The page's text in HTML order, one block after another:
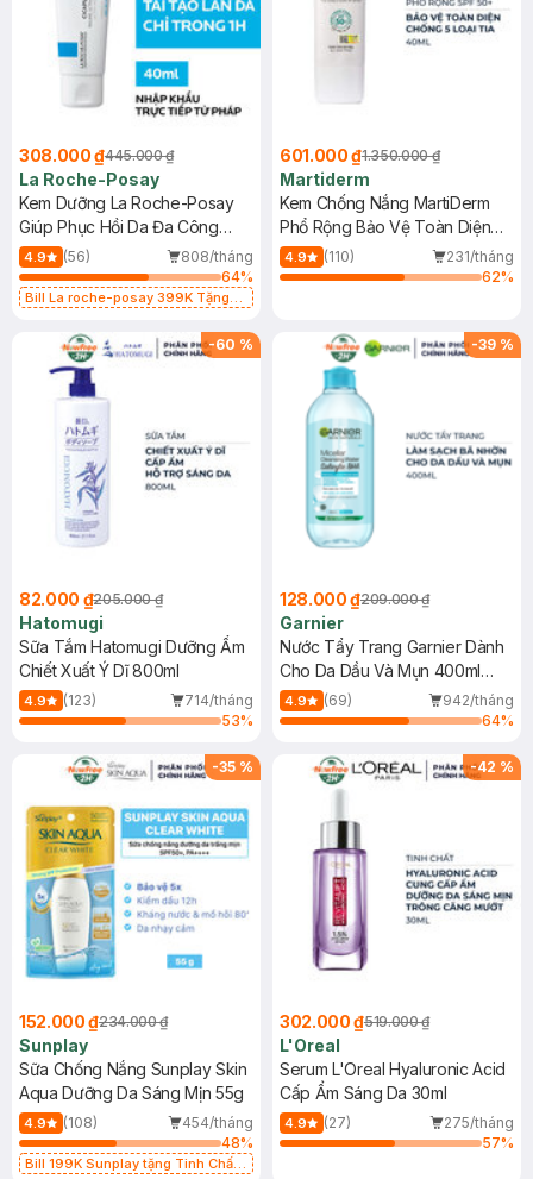
308.000 ₫445.000 ₫
La Roche-Posay
Kem Dưỡng La Roche-Posay
Giúp Phục Hồi Da Đa Công
Dụng 40ml
4.9 (56)
808/tháng
64%
Bill La roche-posay 399K Tặng
(SL có hạn)
601.000 ₫1.350.000 ₫
Martiderm
Kem Chống Nắng MartiDerm
Phổ Rộng Bảo Vệ Toàn Diện
40ml
4.9 (110)
231/tháng
62%
-60 %
82.000 ₫205.000 ₫
Hatomugi
Sữa Tắm Hatomugi Dưỡng Ẩm
Chiết Xuất Ý Dĩ 800ml
4.9 (123)
714/tháng
53%
-39 %
128.000 ₫209.000 ₫
Garnier
Nước Tẩy Trang Garnier Dành
Cho Da Dầu Và Mụn 400ml
(Mới)
4.9 (69)
942/tháng
64%
-35 %
152.000 ₫234.000 ₫
Sunplay
Sữa Chống Nắng Sunplay Skin
Aqua Dưỡng Da Sáng Mịn 55g
4.9 (108)
454/tháng
48%
Bill 199K Sunplay tặng Tinh Chất
-42 %
302.000 ₫519.000 ₫
L'Oreal
Serum L'Oreal Hyaluronic Acid
Cấp Ẩm Sáng Da 30ml
4.9 (27)
275/tháng
57%